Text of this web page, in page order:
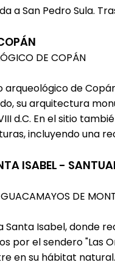
a San Pedro Sula.
DE COPÁN
arqueológico de
su arquitectura
d.C. En el sitio
incluyendo una
ISABEL -
DE
Santa Isabel,
por el sendero "Las
en su hábitat